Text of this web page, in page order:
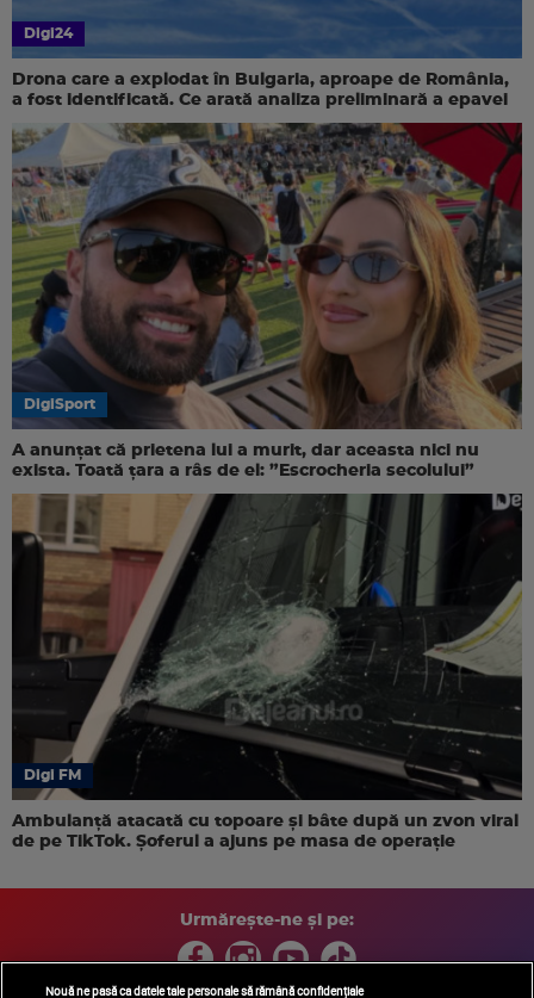
Digi24
Drona care a explodat în Bulgaria, aproape de România,
a fost identificată. Ce arată analiza preliminară a epavei
DigiSport
A anunțat că prietena lui a murit, dar aceasta nici nu
exista. Toată țara a râs de el: ”Escrocheria secolului”
Digi FM
Ambulanță atacată cu topoare și bâte după un zvon viral
de pe TikTok. Șoferul a ajuns pe masa de operație
Urmărește-ne și pe:
Nouă ne pasă ca datele tale personale să rămână confidențiale